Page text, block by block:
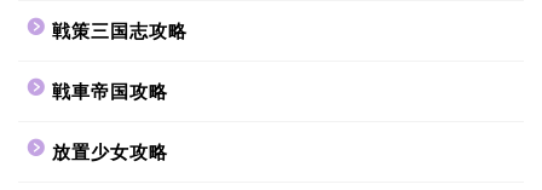
戦策三国志攻略
戦車帝国攻略
放置少女攻略